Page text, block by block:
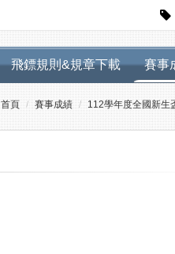
飛鏢規則&規章下載 賽事
首頁 賽事成績 112學年度全國新生